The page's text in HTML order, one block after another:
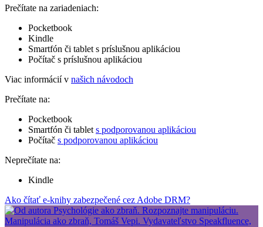
Prečítate na zariadeniach:
Pocketbook
Kindle
Smartfón či tablet s príslušnou aplikáciou
Počítač s príslušnou aplikáciou
Viac informácií v našich návodoch
Prečítate na:
Pocketbook
Smartfón či tablet s podporovanou aplikáciou
Počítač s podporovanou aplikáciou
Neprečítate na:
Kindle
Ako čítať e-knihy zabezpečené cez Adobe DRM?